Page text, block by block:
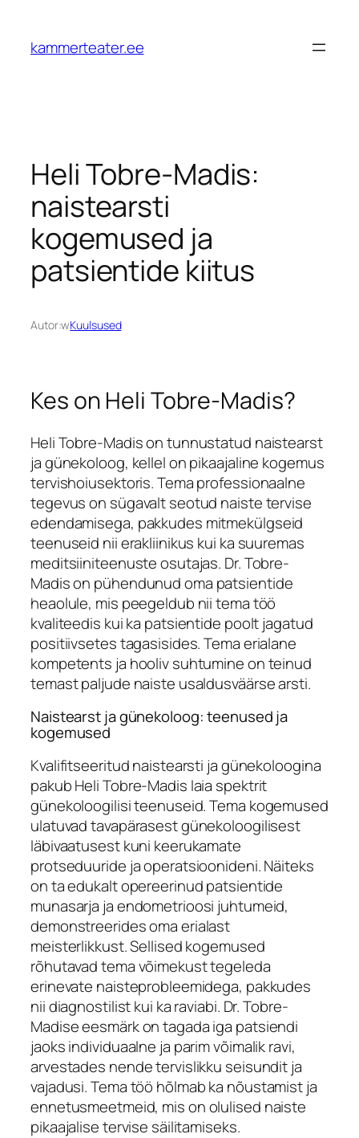
treścikammerteater.ee
Heli Tobre-Madis:
naistearsti
kogemused ja
patsientide kiitus
Autor:wKuulsused
Kes on Heli Tobre-Madis?
Heli Tobre-Madis on tunnustatud naistearst
ja günekoloog, kellel on pikaajaline kogemus
tervishoiusektoris. Tema professionaalne
tegevus on sügavalt seotud naiste tervise
edendamisega, pakkudes mitmekülgseid
teenuseid nii erakliinikus kui ka suuremas
meditsiiniteenuste osutajas. Dr. Tobre-
Madis on pühendunud oma patsientide
heaolule, mis peegeldub nii tema töö
kvaliteedis kui ka patsientide poolt jagatud
positiivsetes tagasisides. Tema erialane
kompetents ja hooliv suhtumine on teinud
temast paljude naiste usaldusväärse arsti.
Naistearst ja günekoloog: teenused ja
kogemused
Kvalifitseeritud naistearsti ja günekoloogina
pakub Heli Tobre-Madis laia spektrit
günekoloogilisi teenuseid. Tema kogemused
ulatuvad tavapärasest günekoloogilisest
läbivaatusest kuni keerukamate
protseduuride ja operatsioonideni. Näiteks
on ta edukalt opereerinud patsientide
munasarja ja endometrioosi juhtumeid,
demonstreerides oma erialast
meisterlikkust. Sellised kogemused
rõhutavad tema võimekust tegeleda
erinevate naisteprobleemidega, pakkudes
nii diagnostilist kui ka raviabi. Dr. Tobre-
Madise eesmärk on tagada iga patsiendi
jaoks individuaalne ja parim võimalik ravi,
arvestades nende tervislikku seisundit ja
vajadusi. Tema töö hõlmab ka nõustamist ja
ennetusmeetmeid, mis on olulised naiste
pikaajalise tervise säilitamiseks.